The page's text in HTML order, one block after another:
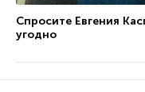
Спросите Евгения
угодно